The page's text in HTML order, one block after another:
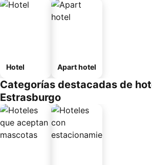
Hotel Apart hotel
Categorías destacadas de
Estrasburgo